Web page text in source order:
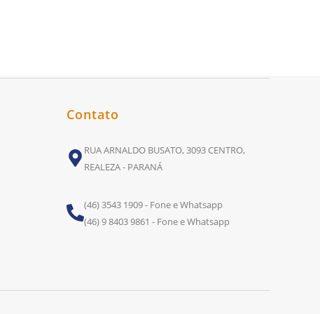
Contato
RUA ARNALDO BUSATO, 3093 CENTRO,
REALEZA - PARANÁ
(46) 3543 1909 - Fone e Whatsapp
(46) 9 8403 9861 - Fone e Whatsapp